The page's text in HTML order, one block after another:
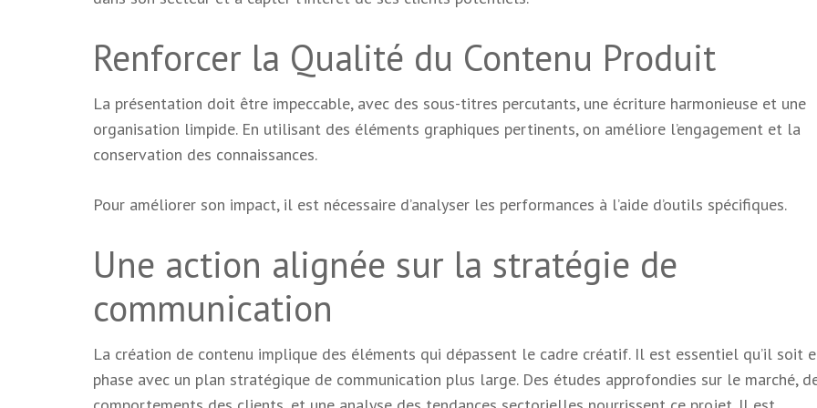
Renforcer la Qualité du Contenu Produit
La présentation doit être impeccable, avec des sous-titres percutants, une écriture harmonieuse et une
organisation limpide. En utilisant des éléments graphiques pertinents, on améliore l’engagement et la
conservation des connaissances.
Pour améliorer son impact, il est nécessaire d’analyser les performances à l’aide d’outils spécifiques.
Une action alignée sur la stratégie de
communication
La création de contenu implique des éléments qui dépassent le cadre créatif. Il est essentiel qu’il soit
phase avec un plan stratégique de communication plus large. Des études approfondies sur le marché,